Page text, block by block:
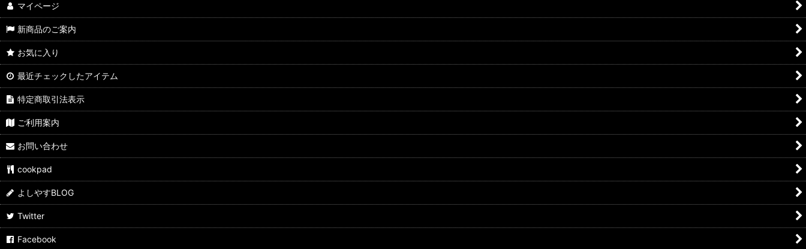
すきやきしゃぶしゃぶ
カレーパン
ぶたまん
スパイス・ふりかけ
飲料
サイドメニュー
よしやすフェス
マイページ
新商品のご案内
お気に入り
最近チェックしたアイテム
特定商取引法表示
ご利用案内
お問い合わせ
cookpad
よしやすBLOG
Twitter
Facebook